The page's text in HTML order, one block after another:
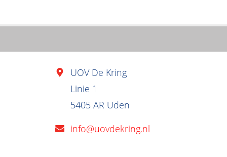
UOV De Kring
Linie 1
5405 AR Uden
info@uovdekring.nl